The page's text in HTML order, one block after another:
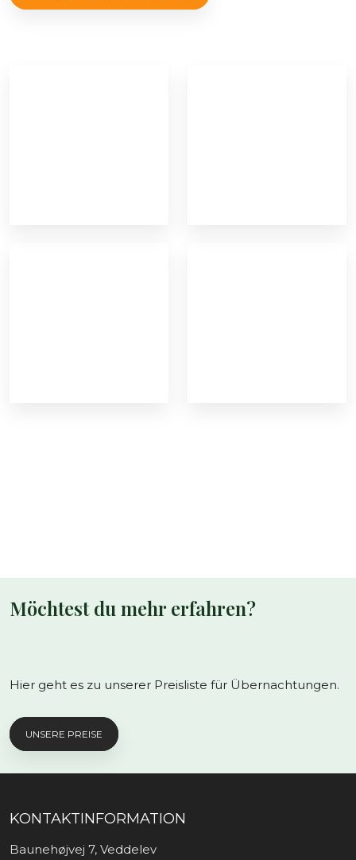
Möchtest du mehr erfahren?
Hier geht es zu unserer Preisliste für Übernachtungen.
UNSERE PREISE
KONTAKTINFORMATION
Baunehøjvej 7, Veddelev